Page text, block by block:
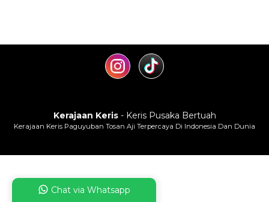
Kerajaan Keris- Keris Pusaka Bertuah
Kerajaan Keris Paguyuban Tosan Aji Terpercaya Di Indonesia Dan Dunia
Chat via Whatsapp